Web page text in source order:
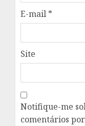
E-mail *
Site
Notifique-me
comentários